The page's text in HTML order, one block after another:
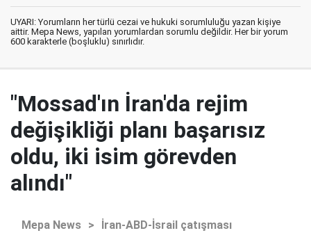
UYARI: Yorumların her türlü cezai ve hukuki sorumluluğu yazan kişiye
aittir. Mepa News, yapılan yorumlardan sorumlu değildir. Her bir yorum
600 karakterle (boşluklu) sınırlıdır.
"Mossad'ın İran'da rejim
değişikliği planı başarısız
oldu, iki isim görevden
alındı"
Mepa News > İran-ABD-İsrail çatışması